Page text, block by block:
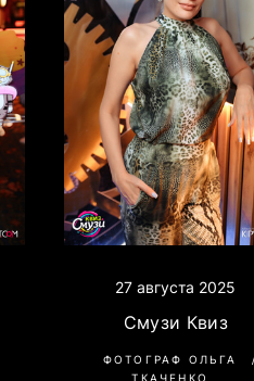
27 августа 2025
Смузи Квиз
ФОТОГРАФ ОЛЬГА
ТКАЧЕНКО